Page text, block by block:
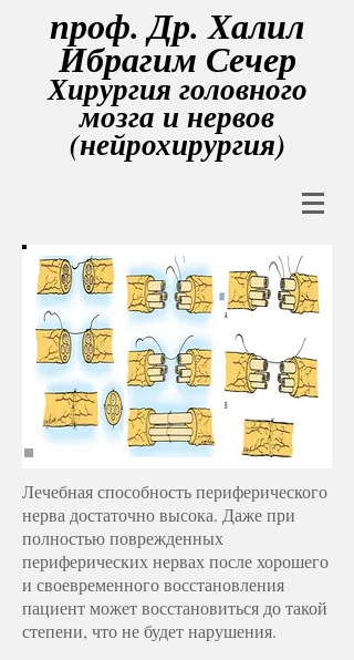
проф. Др. Халил
Ибрагим Сечер
Хирургия головного
мозга и нервов
(нейрохирургия)
Лечебная способность периферического
нерва достаточно высока. Даже при
полностью поврежденных
периферических нервах после хорошего
и своевременного восстановления
пациент может восстановиться до такой
степени, что не будет нарушения.